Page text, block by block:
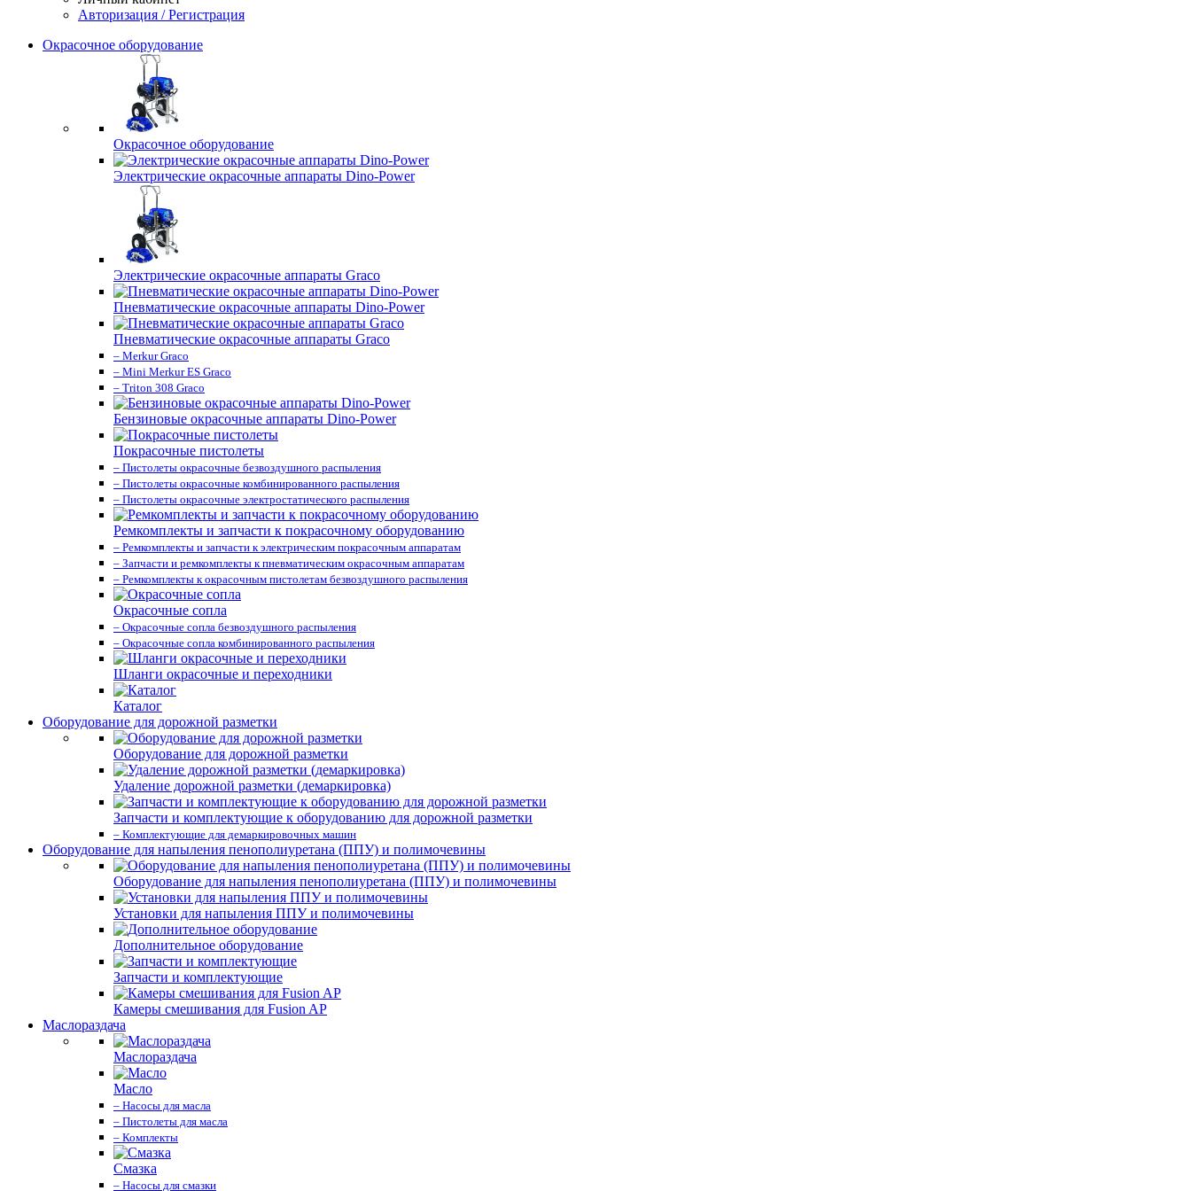
Авторизация / Регистрация
Окрасочное оборудование
Окрасочное оборудование
Электрические окрасочные аппараты Dino-Power
Электрические окрасочные аппараты Graco
Пневматические окрасочные аппараты Dino-Power
Пневматические окрасочные аппараты Graco
– Merkur Graco
– Mini Merkur ES Graco
– Triton 308 Graco
Бензиновые окрасочные аппараты Dino-Power
Покрасочные пистолеты
– Пистолеты окрасочные безвоздушного распыления
– Пистолеты окрасочные комбинированного распыления
– Пистолеты окрасочные электростатического распыления
Ремкомплекты и запчасти к покрасочному оборудованию
– Ремкомплекты и запчасти к электрическим покрасочным аппаратам
– Запчасти и ремкомплекты к пневматическим окрасочным аппаратам
– Ремкомплекты к окрасочным пистолетам безвоздушного распыления
Окрасочные сопла
– Окрасочные сопла безвоздушного распыления
– Окрасочные сопла комбинированного распыления
Шланги окрасочные и переходники
Каталог
Оборудование для дорожной разметки
Оборудование для дорожной разметки
Удаление дорожной разметки (демаркировка)
Запчасти и комплектующие к оборудованию для дорожной разметки
– Комплектующие для демаркировочных машин
Оборудование для напыления пенополиуретана (ППУ) и полимочевины
Оборудование для напыления пенополиуретана (ППУ) и полимочевины
Установки для напыления ППУ и полимочевины
Дополнительное оборудование
Запчасти и комплектующие
Камеры смешивания для Fusion AP
Маслораздача
Маслораздача
Масло
– Насосы для масла
– Пистолеты для масла
– Комплекты
Смазка
– Насосы для смазки